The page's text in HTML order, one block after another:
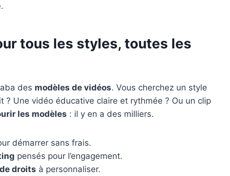
tous les styles, toutes les
des modèles de vidéos. Vous cherchez un style
? Une vidéo éducative claire et rythmée ? Ou un clip
les modèles : il y en a des milliers.
démarrer sans frais.
pensés pour l’engagement.
droits à personnaliser.